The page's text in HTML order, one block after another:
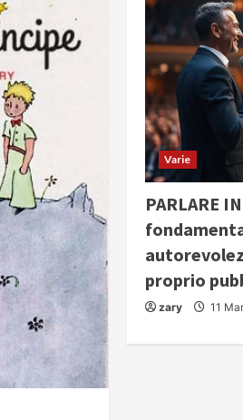
Varie
PARLARE
proprio
zary 11